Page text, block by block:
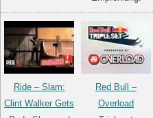
Ride – Slam:
Clint Walker Gets
Red Bull –
Overload